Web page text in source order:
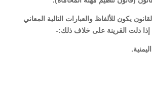
القانون يكون للألفاظ والعبارات التالية المعاني
إذا دلت القرينة على خلاف ذلك:-